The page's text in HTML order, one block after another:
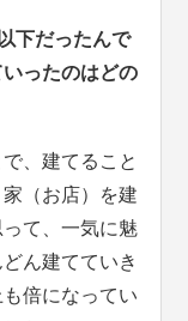
下だったんで
ったのはどの
、建てること
（お店）を建
て、一気に魅
ん建てていき
倍になってい